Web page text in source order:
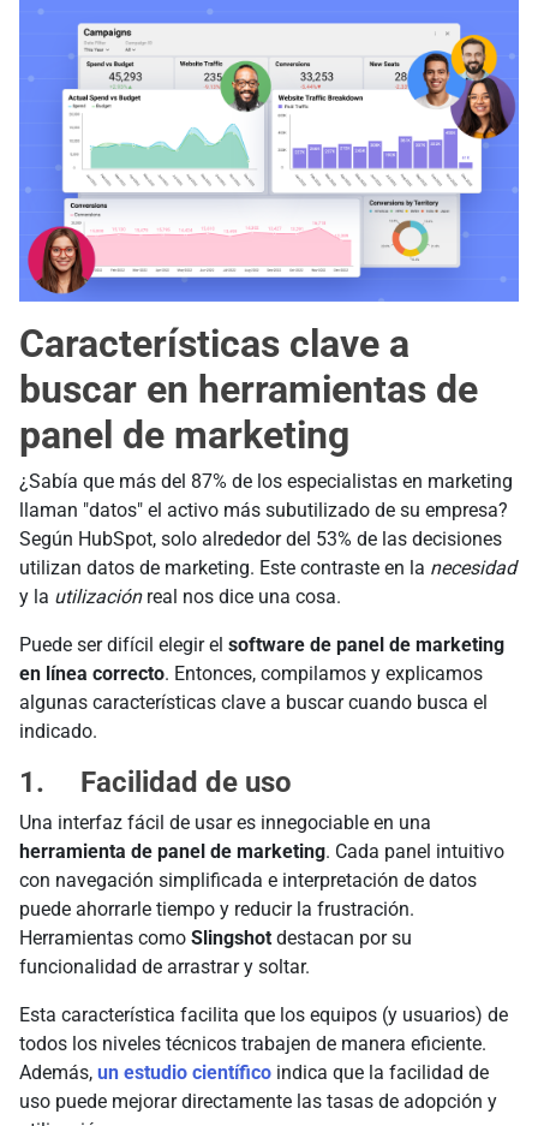
Características clave a
buscar en herramientas de
panel de marketing
¿Sabía que más del 87% de los especialistas en marketing
llaman "datos" el activo más subutilizado de su empresa?
Según HubSpot, solo alrededor del 53% de las decisiones
utilizan datos de marketing. Este contraste en la necesidad
y la utilización real nos dice una cosa.
Puede ser difícil elegir el software de panel de marketing
en línea correcto. Entonces, compilamos y explicamos
algunas características clave a buscar cuando busca el
indicado.
1. Facilidad de uso
Una interfaz fácil de usar es innegociable en una
herramienta de panel de marketing. Cada panel intuitivo
con navegación simplificada e interpretación de datos
puede ahorrarle tiempo y reducir la frustración.
Herramientas como Slingshot destacan por su
funcionalidad de arrastrar y soltar.
Esta característica facilita que los equipos (y usuarios) de
todos los niveles técnicos trabajen de manera eficiente.
Además, un estudio científico indica que la facilidad de
uso puede mejorar directamente las tasas de adopción y